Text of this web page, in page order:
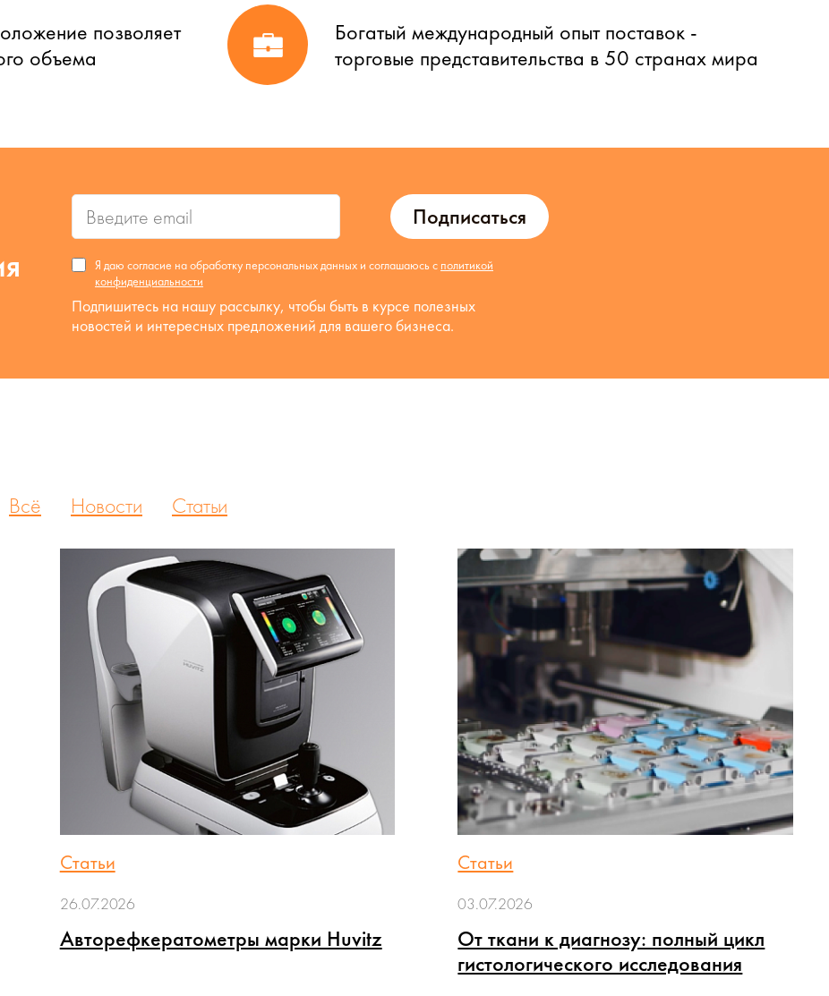
позволяет
объема
Богатый международный опыт поставок -
торговые представительства в 50 странах мира
Подписаться
Я даю согласие на обработку персональных данных и соглашаюсь с политикой
конфиденциальности
Подпишитесь на нашу рассылку, чтобы быть в курсе полезных
новостей и интересных предложений для вашего бизнеса.
Всё Новости Статьи
Статьи
26.07.2026
Авторефкератометры марки Huvitz
Статьи
03.07.2026
От ткани к диагнозу: полный цикл
гистологического исследования